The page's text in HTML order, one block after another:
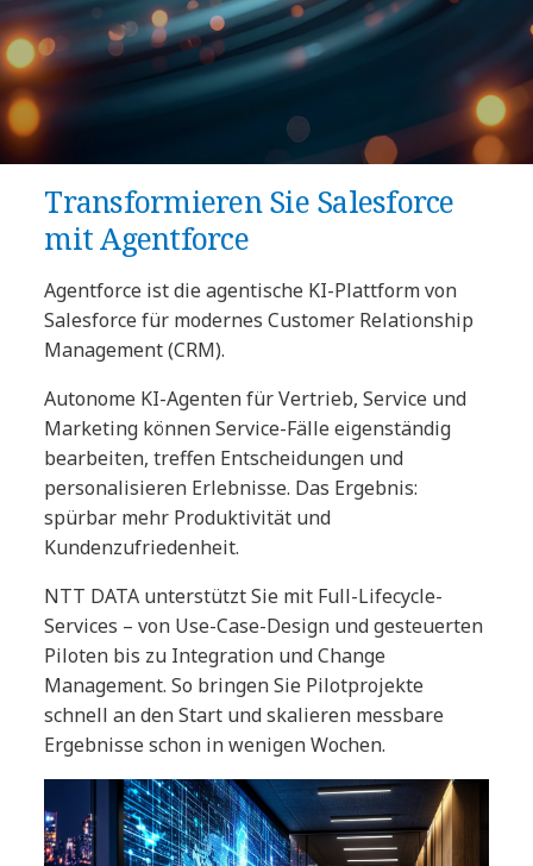
Transformieren Sie Salesforce
mit Agentforce
Agentforce ist die agentische KI-Plattform von
Salesforce für modernes Customer Relationship
Management (CRM).
Autonome KI-Agenten für Vertrieb, Service und
Marketing können Service-Fälle eigenständig
bearbeiten, treffen Entscheidungen und
personalisieren Erlebnisse. Das Ergebnis:
spürbar mehr Produktivität und
Kundenzufriedenheit.
NTT DATA unterstützt Sie mit Full-Lifecycle-
Services – von Use-Case-Design und gesteuerten
Piloten bis zu Integration und Change
Management. So bringen Sie Pilotprojekte
schnell an den Start und skalieren messbare
Ergebnisse schon in wenigen Wochen.